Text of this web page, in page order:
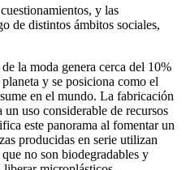
y las
de distintos ámbitos sociales,
la moda genera cerca del 10%
y se posiciona como el
en el mundo. La fabricación
un uso considerable de recursos
este panorama al fomentar un
producidas en serie utilizan
no son biodegradables y